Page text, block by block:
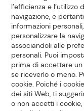
l’efficienza e
navigazione, e
informazioni
personalizzare la
associandoli alle
personali. Puoi
prima di accettare
se riceverlo o meno.
cookie. Poiché i
dei siti Web, ti
o non accetti i